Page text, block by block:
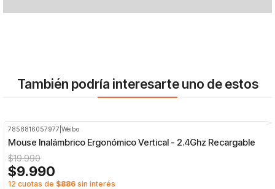
También podría interesarte uno de estos
7858816057977 |Weibo
Mouse Inalámbrico Ergonómico Vertical - 2.4Ghz Recargable
$19.990
$9.990
12 cuotas de $886 sin interés